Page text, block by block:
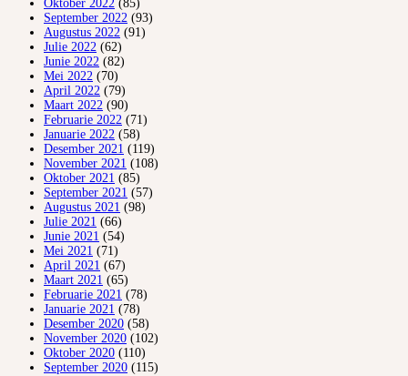
Oktober 2022 (85)
September 2022 (93)
Augustus 2022 (91)
Julie 2022 (62)
Junie 2022 (82)
Mei 2022 (70)
April 2022 (79)
Maart 2022 (90)
Februarie 2022 (71)
Januarie 2022 (58)
Desember 2021 (119)
November 2021 (108)
Oktober 2021 (85)
September 2021 (57)
Augustus 2021 (98)
Julie 2021 (66)
Junie 2021 (54)
Mei 2021 (71)
April 2021 (67)
Maart 2021 (65)
Februarie 2021 (78)
Januarie 2021 (78)
Desember 2020 (58)
November 2020 (102)
Oktober 2020 (110)
September 2020 (115)